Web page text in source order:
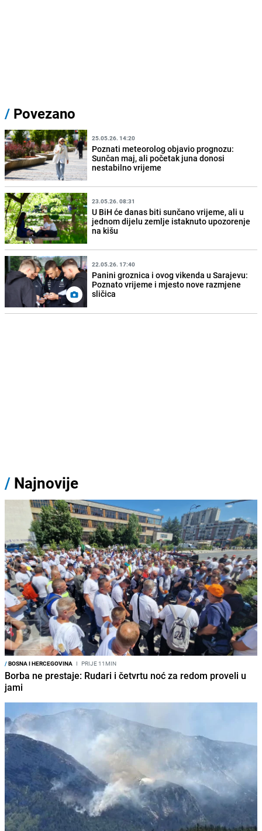
/ Povezano
25.05.26. 14:20
Poznati meteorolog objavio prognozu:
Sunčan maj, ali početak juna donosi
nestabilno vrijeme
23.05.26. 08:31
U BiH će danas biti sunčano vrijeme, ali u
jednom dijelu zemlje istaknuto upozorenje
na kišu
22.05.26. 17:40
Panini groznica i ovog vikenda u Sarajevu:
Poznato vrijeme i mjesto nove razmjene
sličica
/ Najnovije
/BOSNA I HERCEGOVINA I PRIJE 11MIN
Borba ne prestaje: Rudari i četvrtu noć za redom proveli u
jami